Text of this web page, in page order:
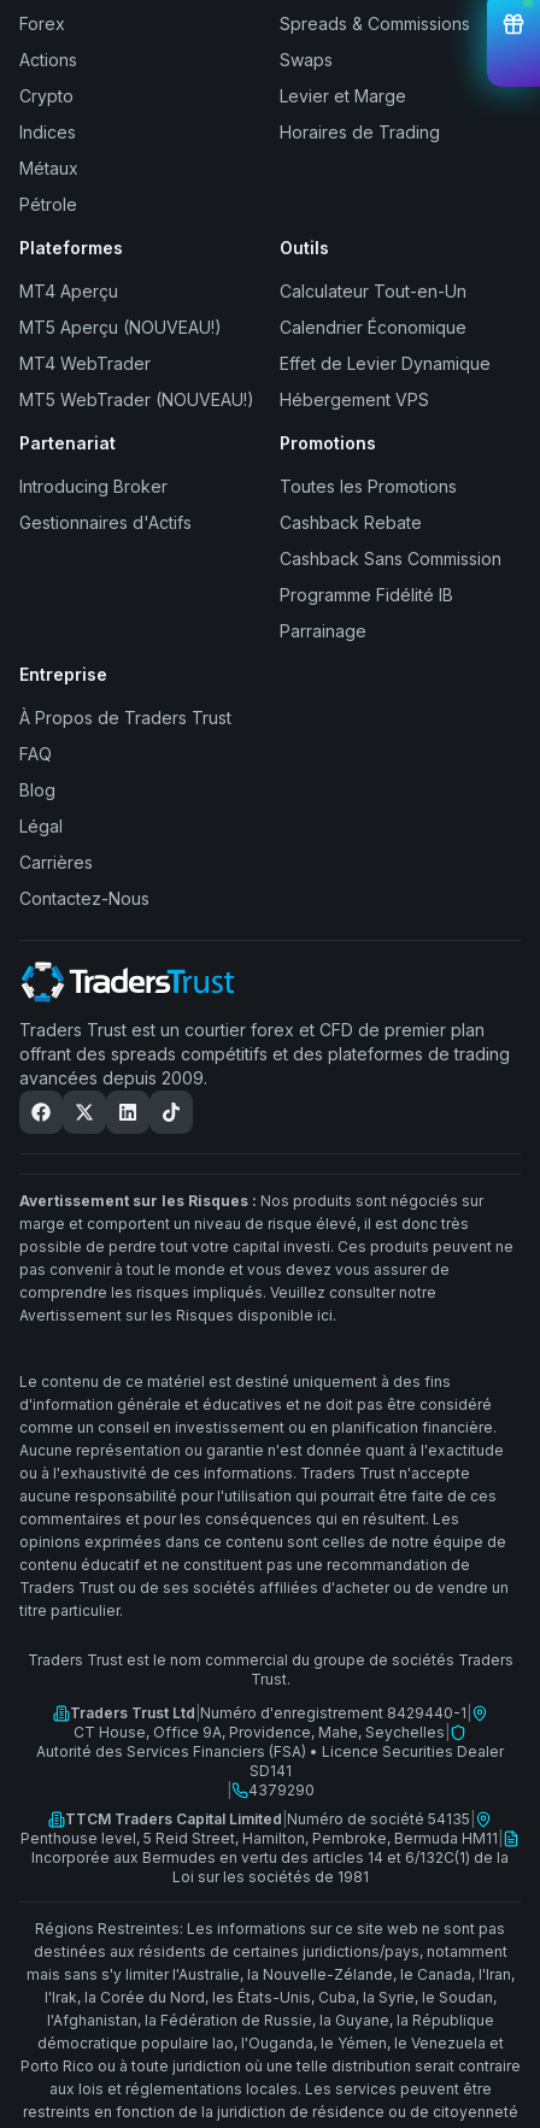
Forex
Actions
Crypto
Indices
Métaux
Pétrole
Spreads & Commissions
Swaps
Levier et Marge
Horaires de Trading
Plateformes
MT4 Aperçu
MT5 Aperçu (NOUVEAU!)
MT4 WebTrader
MT5 WebTrader (NOUVEAU!)
Outils
Calculateur Tout-en-Un
Calendrier Économique
Effet de Levier Dynamique
Hébergement VPS
Partenariat
Introducing Broker
Gestionnaires d'Actifs
Promotions
Toutes les Promotions
Cashback Rebate
Cashback Sans Commission
Programme Fidélité IB
Parrainage
Entreprise
À Propos de Traders Trust
FAQ
Blog
Légal
Carrières
Contactez-Nous
Traders Trust est un courtier forex et CFD de premier plan
offrant des spreads compétitifs et des plateformes de trading
avancées depuis 2009.
Avertissement sur les Risques : Nos produits sont négociés sur
marge et comportent un niveau de risque élevé, il est donc très
possible de perdre tout votre capital investi. Ces produits peuvent ne
pas convenir à tout le monde et vous devez vous assurer de
comprendre les risques impliqués. Veuillez consulter notre
Avertissement sur les Risques disponible ici.
Le contenu de ce matériel est destiné uniquement à des fins
d'information générale et éducatives et ne doit pas être considéré
comme un conseil en investissement ou en planification financière.
Aucune représentation ou garantie n'est donnée quant à l'exactitude
ou à l'exhaustivité de ces informations. Traders Trust n'accepte
aucune responsabilité pour l'utilisation qui pourrait être faite de ces
commentaires et pour les conséquences qui en résultent. Les
opinions exprimées dans ce contenu sont celles de notre équipe de
contenu éducatif et ne constituent pas une recommandation de
Traders Trust ou de ses sociétés affiliées d'acheter ou de vendre un
titre particulier.
Traders Trust est le nom commercial du groupe de sociétés Traders
Trust.
Traders Trust Ltd Numéro d'enregistrement 8429440-1
CT House, Office 9A, Providence, Mahe, Seychelles
Autorité des Services Financiers (FSA) • Licence Securities Dealer
SD141
4379290
TTCM Traders Capital Limited Numéro de société 54135
Penthouse level, 5 Reid Street, Hamilton, Pembroke, Bermuda HM11
Incorporée aux Bermudes en vertu des articles 14 et 6/132C(1) de la
Loi sur les sociétés de 1981
Régions Restreintes: Les informations sur ce site web ne sont pas
destinées aux résidents de certaines juridictions/pays, notamment
mais sans s'y limiter l'Australie, la Nouvelle-Zélande, le Canada, l'Iran,
l'Irak, la Corée du Nord, les États-Unis, Cuba, la Syrie, le Soudan,
l'Afghanistan, la Fédération de Russie, la Guyane, la République
démocratique populaire lao, l'Ouganda, le Yémen, le Venezuela et
Porto Rico ou à toute juridiction où une telle distribution serait contraire
aux lois et réglementations locales. Les services peuvent être
restreints en fonction de la juridiction de résidence ou de citoyenneté